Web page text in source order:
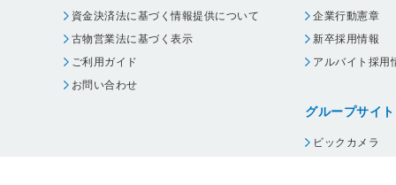
資金決済法に基づく情報提供について
古物営業法に基づく表示
ご利用ガイド
お問い合わせ
企業行動憲章
新卒採用情報
アルバイト採用
グループサイト
ビックカメラ